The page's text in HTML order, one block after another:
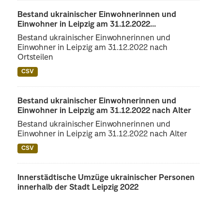
Bestand ukrainischer Einwohnerinnen und
Einwohner in Leipzig am 31.12.2022...
Bestand ukrainischer Einwohnerinnen und
Einwohner in Leipzig am 31.12.2022 nach
Ortsteilen
CSV
Bestand ukrainischer Einwohnerinnen und
Einwohner in Leipzig am 31.12.2022 nach Alter
Bestand ukrainischer Einwohnerinnen und
Einwohner in Leipzig am 31.12.2022 nach Alter
CSV
Innerstädtische Umzüge ukrainischer Personen
innerhalb der Stadt Leipzig 2022